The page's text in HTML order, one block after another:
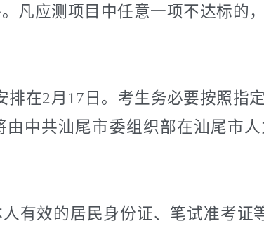
凡应测项目中任意一项不达标的
排在2月 17 日。考生务必要按照指
中共汕尾市委组织部在汕尾市
有效的居民身份证、笔试准考证